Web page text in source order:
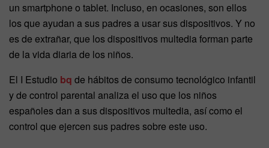
un smartphone o tablet. Incluso, en ocasiones, son ellos
los que ayudan a sus padres a usar sus dispositivos. Y no
es de extrañar, que los dispositivos multedia forman parte
de la vida diaria de los niños.
El I Estudio bq de hábitos de consumo tecnológico infantil
y de control parental analiza el uso que los niños
españoles dan a sus dispositivos multedia, así como el
control que ejercen sus padres sobre este uso.